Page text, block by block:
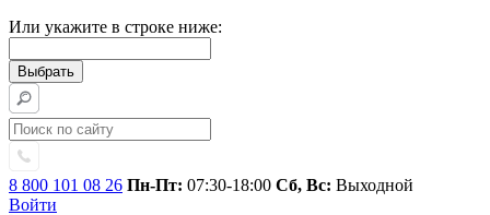
Или укажите в строке ниже:
8 800 101 08 26 Пн-Пт: 07:30-18:00 Сб, Вс: Выходной
Войти